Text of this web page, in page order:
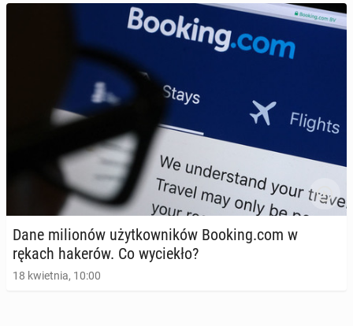
Dane mi­lio­nów użyt­kow­ni­ków Booking.com w
rękach hakerów. Co wy­cie­kło?
18 kwietnia, 10:00